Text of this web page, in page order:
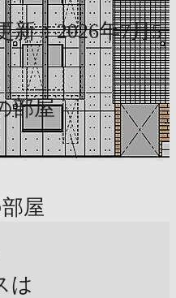
新：2026年7月5
部屋
屋
は